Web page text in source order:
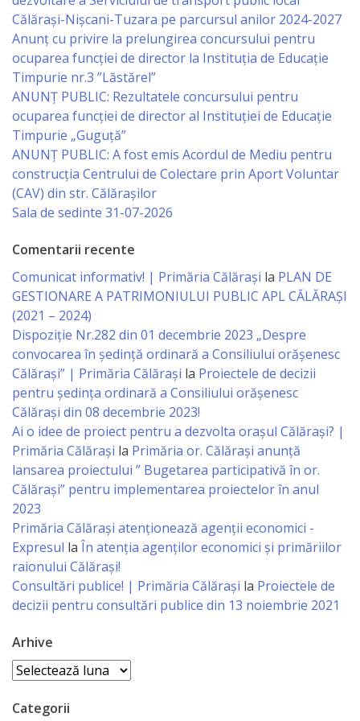
Specialist
în
Construcţii,
Gospodărie
Comunală
şi
Drumuri
Specialist
în
Problemele
Antreprenoriat,
Business
şi
Comerţ
Specialist
în
Problemele
Tineretului
şi
Sportului
pentru
Planificare,
Călărași-Nișcani-Tuzara pe parcursul anilor 2024-2027
Anunț cu privire la prelungirea concursului pentru
ocuparea funcţiei de director la Instituția de Educație
Timpurie nr.3 ”Lăstărel”
ANUNȚ PUBLIC: Rezultatele concursului pentru
ocuparea funcției de director al Instituției de Educație
Timpurie „Guguță”
ANUNȚ PUBLIC: A fost emis Acordul de Mediu pentru
construcția Centrului de Colectare prin Aport Voluntar
(CAV) din str. Călărașilor
Sala de sedinte 31-07-2026
Comentarii recente
Comunicat informativ! | Primăria Călărași la PLAN DE
GESTIONARE A PATRIMONIULUI PUBLIC APL CĂLĂRAȘI
(2021 – 2024)
Dispoziție Nr.282 din 01 decembrie 2023 „Despre
convocarea în ședință ordinară a Consiliului orășenesc
Călărași” | Primăria Călărași la Proiectele de decizii
pentru ședința ordinară a Consiliului orășenesc
Călărași din 08 decembrie 2023!
Ai o idee de proiect pentru a dezvolta orașul Călărași? |
Primăria Călărași la Primăria or. Călărași anunță
lansarea proiectului ” Bugetarea participativă în or.
Călărași” pentru implementarea proiectelor în anul
2023
Primăria Călăraşi atenţionează agenţii economici -
Expresul la În atenția agenților economici și primăriilor
raionului Călărași!
Consultări publice! | Primăria Călărași la Proiectele de
decizii pentru consultări publice din 13 noiembrie 2021
Arhive
Arhive
Categorii